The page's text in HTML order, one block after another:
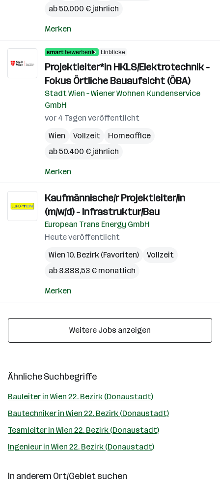
ab 50.000 € jährlich
Merken
Einblicke
Projektleiter*in HKLS/Elektrotechnik -
Fokus Örtliche Bauaufsicht (ÖBA)
Stadt Wien – Wiener Wohnen Kundenservice
GmbH
vor 4 Tagen veröffentlicht
Wien
Vollzeit
Homeoffice
ab 50.400 € jährlich
Merken
Kaufmännische/r Projektleiter/in
(m/w/d) - Infrastruktur/Bau
European Trans Energy GmbH
Heute veröffentlicht
Wien 10. Bezirk (Favoriten)
Vollzeit
ab 3.888,53 € monatlich
Merken
Weitere Jobs anzeigen
Ähnliche Suchbegriffe
Bauleiter in Wien 22. Bezirk (Donaustadt)
Bautechniker in Wien 22. Bezirk (Donaustadt)
Teamleiter in Wien 22. Bezirk (Donaustadt)
Ingenieur in Wien 22. Bezirk (Donaustadt)
In anderem Ort/Gebiet suchen